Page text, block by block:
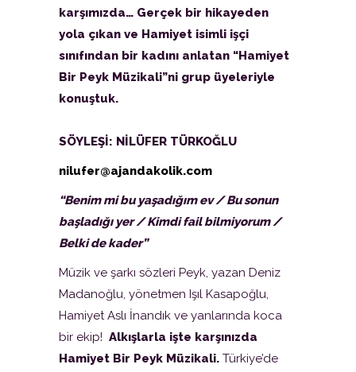
karşımızda… Gerçek bir hikayeden
yola çıkan ve Hamiyet isimli işçi
sınıfından bir kadını anlatan “Hamiyet
Bir Peyk Müzikali”ni grup üyeleriyle
konuştuk.
SÖYLEŞİ: NİLÜFER TÜRKOĞLU
nilufer@ajandakolik.com
“Benim mi bu yaşadığım ev / Bu sonun
başladığı yer / Kimdi fail bilmiyorum /
Belki de kader”
Müzik ve şarkı sözleri Peyk, yazan Deniz
Madanoğlu, yönetmen Işıl Kasapoğlu,
Hamiyet Aslı İnandık ve yanlarında koca
bir ekip! Alkışlarla işte karşınızda
Hamiyet Bir Peyk Müzikali. Türkiye’de